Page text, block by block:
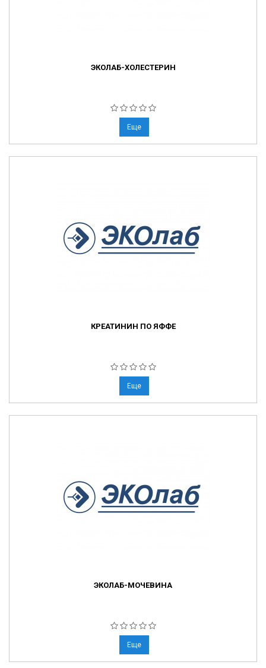
ЭКОЛАБ-ХОЛЕСТЕРИН
Еще
КРЕАТИНИН ПО ЯФФЕ
Еще
ЭКОЛАБ-МОЧЕВИНА
Еще